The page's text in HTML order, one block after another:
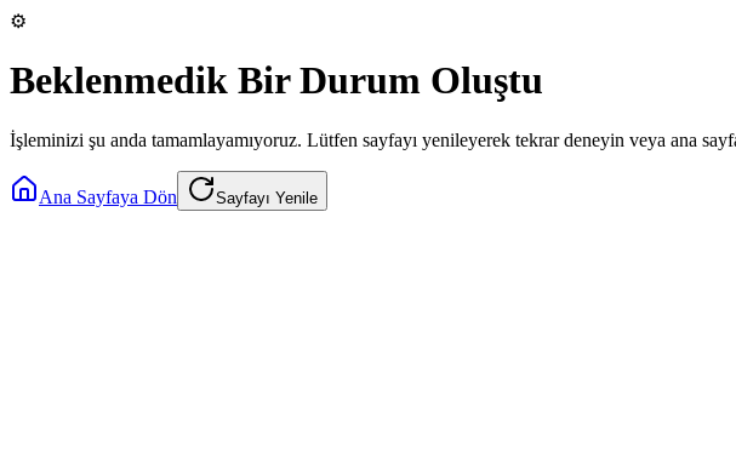
⚙️
Beklenmedik Bir Durum Oluştu
İşleminizi şu anda tamamlayamıyoruz. Lütfen sayfayı yenileyerek tekrar deneyin veya ana
Ana Sayfaya Dön Sayfayı Yenile